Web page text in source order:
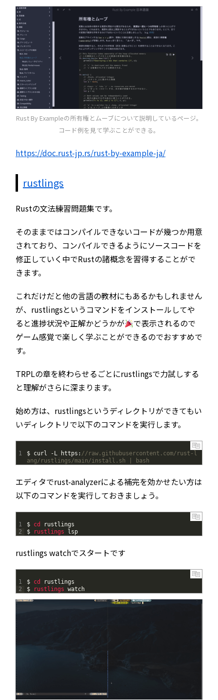
Rust By Exampleの所有権とムーブについて説明しているページ。
コード例を見て学ぶことができる。
https://doc.rust-jp.rs/rust-by-example-ja/
rustlings
Rustの文法練習問題集です。
そのままではコンパイルできないコードが幾つか用意
されており、コンパイルできるようにソースコードを
修正していく中でRustの諸概念を習得することがで
きます。
これだけだと他の言語の教材にもあるかもしれません
が、rustlingsというコマンドをインストールしてや
ると進捗状況や正解かどうかが
で表示されるので
ゲーム感覚で楽しく学ぶことができるのでおすすめで
す。
TRPLの章を終わらせるごとにrustlingsで力試しする
と理解がさらに深まります。
始め方は、rustlingsというディレクトリができてもい
いディレクトリで以下のコマンドを実行します。
1 $ curl - L https : //raw.githubusercontent.com/rust-l
ang/rustlings/main/install.sh | bash
エディタでrust-analyzerによる補完を効かせたい方は
以下のコマンドを実行しておきましょう。
1
2
$ cd
rustlings
$
rustlings lsp
rustlings watchでスタートです
1
2
$ cd
rustlings
$
rustlings watch